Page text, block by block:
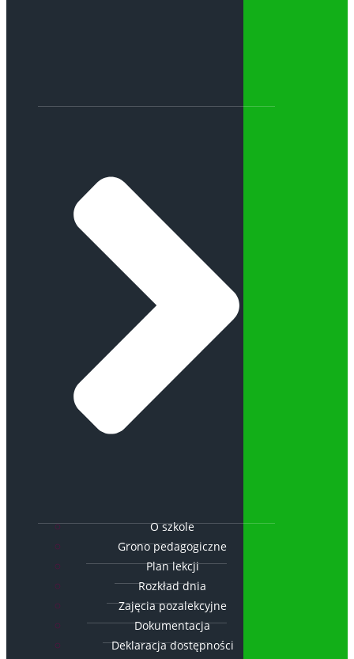
O szkole
Grono pedagogiczne
Plan lekcji
Rozkład dnia
Zajęcia pozalekcyjne
Dokumentacja
Deklaracja dostępności